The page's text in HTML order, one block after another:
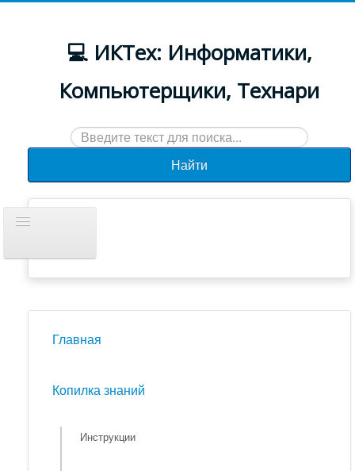
💻 ИКТех: Информатики,
Компьютерщики, Технари
Искать...
Найти
навигацию
Новости
Главная
Копилка знаний
Инструкции